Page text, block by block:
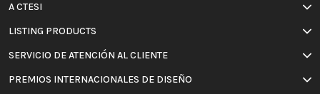
A CTESI
LISTING PRODUCTS
SERVICIO DE ATENCIÓN AL CLIENTE
PREMIOS INTERNACIONALES DE DISEÑO